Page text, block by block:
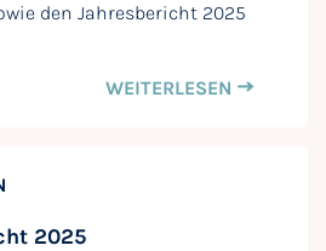
den Jahresbericht 2025
WEITERLESEN
2025